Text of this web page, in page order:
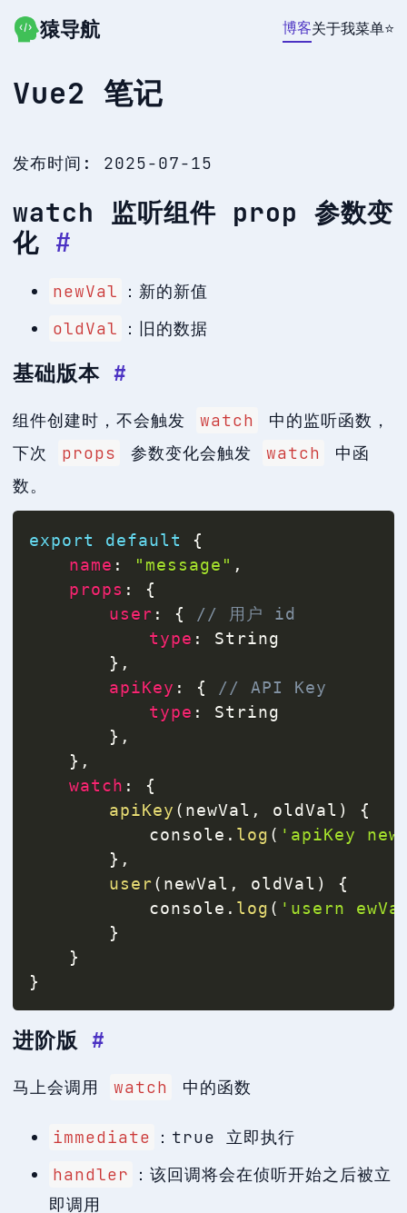
跳转到主要内容
猿导航 博客关于我菜单⭐
Vue2 笔记
发布时间: 2025-07-15
watch 监听组件 prop 参数变
化 #
newVal ：新的新值
oldVal ：旧的数据
基础版本 #
组件创建时，不会触发 watch
中的监听函数，
下次
props 参数变化会触发 watch
中函
数。
export default
{
name : "message" ,
props :
{
user : {
// 用户 id
type :
String
} ,
apiKey : {
// API Key
type :
String
} ,
} ,
watch :
{
apiKey ( newVal , oldVal )
{
			console
. log ( 'apiKey
} ,
user( newVal , oldVal )
{
			console
. log ( 'usern
}
}
}
进阶版 #
马上会调用 watch 中的函数
immediate ：true 立即执行
handler ：该回调将会在侦听开始之后被立
即调用